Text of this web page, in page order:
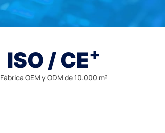
ISO / CE+
Fábrica OEM y ODM de 10.000 m²